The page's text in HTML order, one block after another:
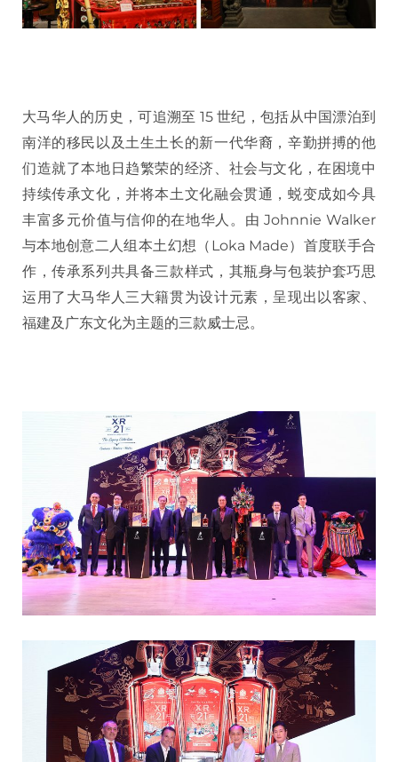
大马华人的历史，可追溯至 15 世纪，包括从中国漂泊到
南洋的移民以及土生土长的新一代华裔，辛勤拼搏的他
们造就了本地日趋繁荣的经济、社会与文化，在困境中
持续传承文化，并将本土文化融会贯通，蜕变成如今具
丰富多元价值与信仰的在地华人。由 Johnnie Walker
与本地创意二人组本土幻想（Loka Made）首度联手合
作，传承系列共具备三款样式，其瓶身与包装护套巧思
运用了大马华人三大籍贯为设计元素，呈现出以客家、
福建及广东文化为主题的三款威士忌。